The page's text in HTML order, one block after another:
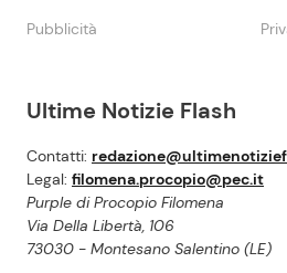
Ultime Notizie Flash
Contatti:
Legal: filomena.procopio@pec.it
Purple di Procopio Filomena
Via Della Libertà, 106
73030 - Montesano Salentino (LE)
Pubblicità